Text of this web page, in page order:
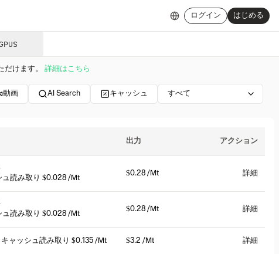
ログイン はじめる
けます。 詳細はこちら
動画 AI Search キャッシュ すべて
出力 アクション
·
ュ読み取り $0.028 /Mt
$0.28 /Mt 詳細
·
ュ読み取り $0.028 /Mt
$0.28 /Mt 詳細
キャッシュ読み取り $0.135 /Mt $3.2 /Mt 詳細